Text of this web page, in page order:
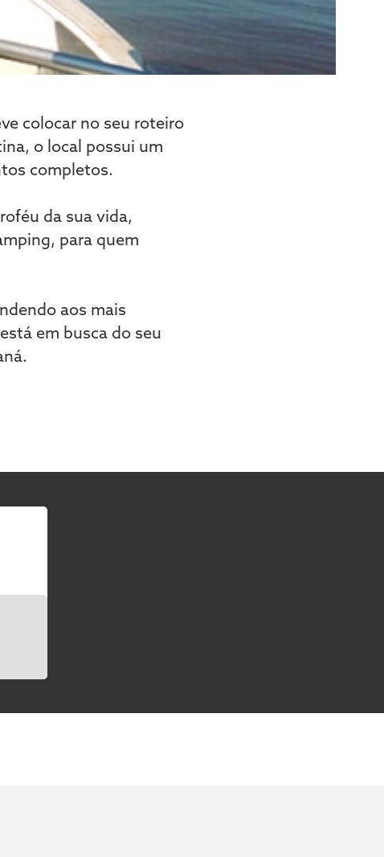
colocar no seu roteiro
o local possui um
completos.
da sua vida,
para quem
aos mais
em busca do seu